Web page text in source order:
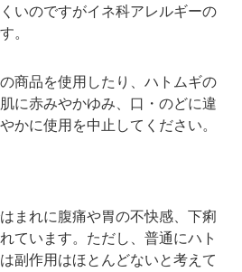
いのですがイネ科アレルギーの
。
商品を使用したり、ハトムギの
に赤みやかゆみ、口・のどに違
かに使用を中止してください。
まれに腹痛や胃の不快感、下痢
ています。ただし、普通にハト
副作用はほとんどないと考えて